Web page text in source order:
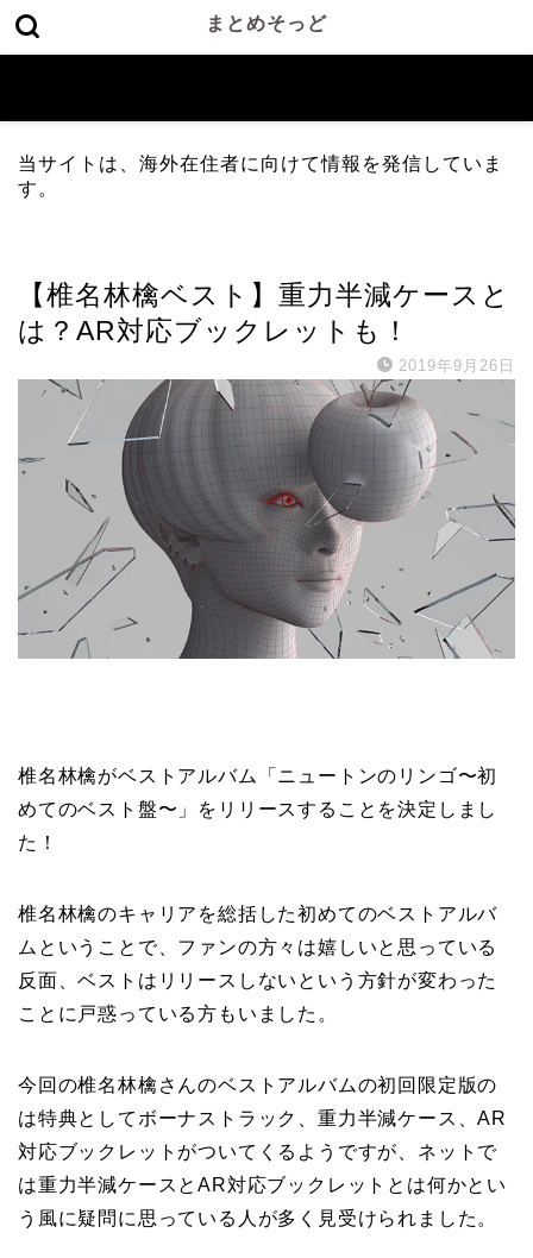
まとめそっど
当サイトは、海外在住者に向けて情報を発信していま
す。
【椎名林檎ベスト】重力半減ケースと
は？AR対応ブックレットも！
2019年9月26日
椎名林檎がベストアルバム「ニュートンのリンゴ〜初
めてのベスト盤〜」をリリースすることを決定しまし
た！
椎名林檎のキャリアを総括した初めてのベストアルバ
ムということで、ファンの方々は嬉しいと思っている
反面、ベストはリリースしないという方針が変わった
ことに戸惑っている方もいました。
今回の椎名林檎さんのベストアルバムの初回限定版の
は特典としてボーナストラック、重力半減ケース、AR
対応ブックレットがついてくるようですが、ネットで
は重力半減ケースとAR対応ブックレットとは何かとい
う風に疑問に思っている人が多く見受けられました。